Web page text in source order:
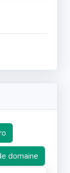
domaine